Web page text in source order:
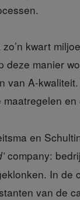
kwart
manier
van A-
en
en
company:
In de
van de